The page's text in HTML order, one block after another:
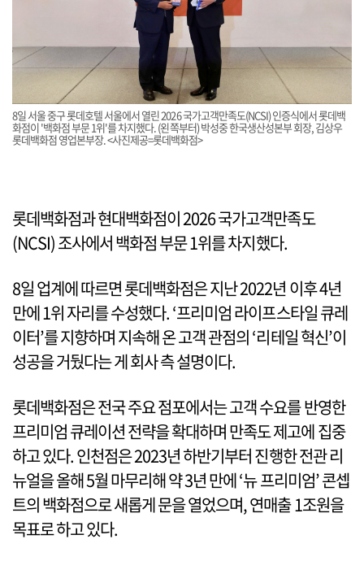
8일 서울 중구 롯데호텔 서울에서 열린 2026 국가고객만족도(NCSI) 인증식에서 롯데백
화점이 '백화점 부문 1위'를 차지했다. (왼쪽부터) 박성중 한국생산성본부 회장, 김상우
롯데백화점 영업본부장. <사진제공=롯데백화점>
롯데백화점과 현대백화점이 2026 국가고객만족도
(NCSI) 조사에서 백화점 부문 1위를 차지했다.
8일 업계에 따르면 롯데백화점은 지난 2022년 이후 4년
만에 1위 자리를 수성했다. ‘프리미엄 라이프스타일 큐레
이터’를 지향하며 지속해 온 고객 관점의 ‘리테일 혁신’이
성공을 거뒀다는 게 회사 측 설명이다.
롯데백화점은 전국 주요 점포에서는 고객 수요를 반영한
프리미엄 큐레이션 전략을 확대하며 만족도 제고에 집중
하고 있다. 인천점은 2023년 하반기부터 진행한 전관 리
뉴얼을 올해 5월 마무리해 약 3년 만에 ‘뉴 프리미엄’ 콘셉
트의 백화점으로 새롭게 문을 열었으며, 연매출 1조원을
목표로 하고 있다.